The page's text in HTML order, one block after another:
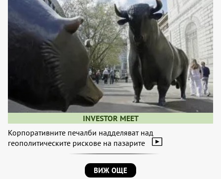
INVESTOR MEET
Корпоративните печалби надделяват над
геополитическите рискове на пазарите
ВИЖ ОЩЕ